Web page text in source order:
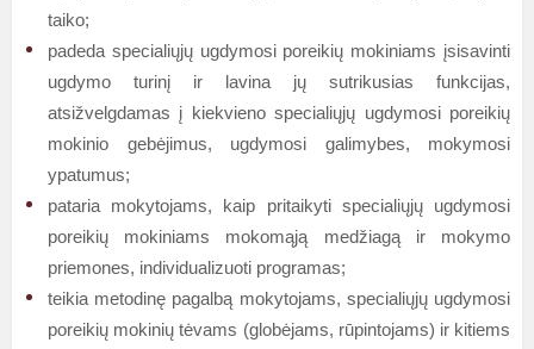
taiko;
padeda specialiųjų ugdymosi poreikių mokiniams įsisavinti
ugdymo turinį ir lavina jų sutrikusias funkcijas,
atsižvelgdamas į kiekvieno specialiųjų ugdymosi poreikių
mokinio gebėjimus, ugdymosi galimybes, mokymosi
ypatumus;
pataria mokytojams, kaip pritaikyti specialiųjų ugdymosi
poreikių mokiniams mokomąją medžiagą ir mokymo
priemones, individualizuoti programas;
teikia metodinę pagalbą mokytojams, specialiųjų ugdymosi
poreikių mokinių tėvams (globėjams, rūpintojams) ir kitiems